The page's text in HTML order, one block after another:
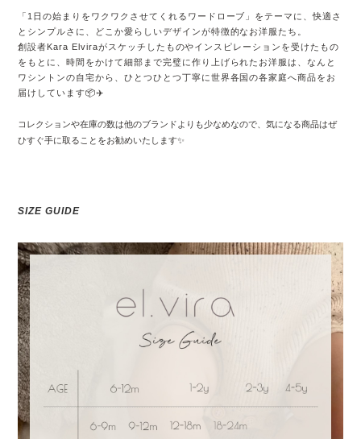
「1日の始まりをワクワクさせてくれるワードローブ」をテーマに、快適さ
とシンプルさに、どこか愛らしいデザインが特徴的なお洋服たち。
創設者Kara Elviraがスケッチしたものやインスピレーションを受けたもの
をもとに、時間をかけて細部まで完璧に作り上げられたお洋服は、なんと
ワシントンの自宅から、ひとつひとつ丁寧に世界各国の各家庭へ商品をお
届けしています📦✈️
コレクションや在庫の数は他のブランドよりも少なめなので、気になる商品はぜ
ひすぐ手に取ることをお勧めいたします✨
SIZE GUIDE